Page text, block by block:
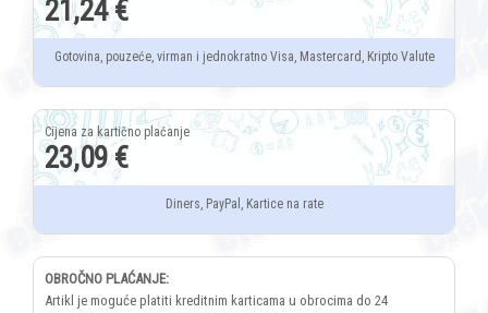
21,24 €
Gotovina, pouzeće, virman i jednokratno Visa, Mastercard, Kripto Valute
23,09 €
Diners, PayPal, Kartice na rate
OBROČNO PLAĆANJE:
Artikl je moguće platiti kreditnim karticama u obrocima do 24